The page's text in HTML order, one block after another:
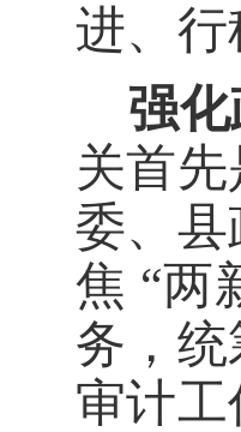
进、行
强
关首
委、
焦 “两
务，
审计